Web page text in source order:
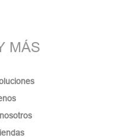
MÁS